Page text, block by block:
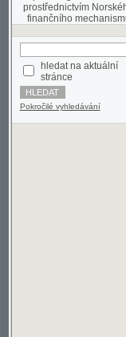
hledat na aktuální
stránce
Pokročilé vyhledávání